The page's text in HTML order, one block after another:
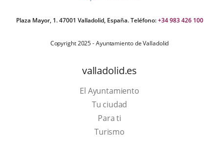
Plaza Mayor, 1. 47001 Valladolid, España. Teléfono:+34 983 426 100
Copyright 2025 - Ayuntamiento de Valladolid
valladolid.es
El Ayuntamiento
Tu ciudad
Para ti
TurismoEste